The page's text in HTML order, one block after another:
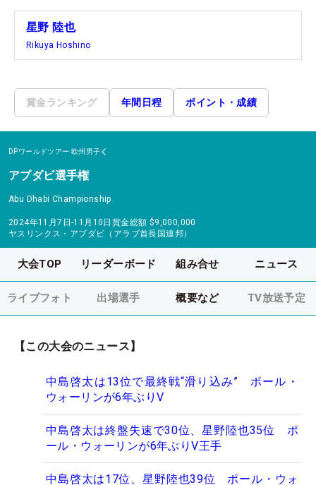
星野 陸也
Rikuya Hoshino
賞金ランキング 年間日程 ポイント・成績
DPワールドツアー 欧州男子
アブダビ選手権
Abu Dhabi Championship
2024年11月7日-11月10日 賞金総額 $9,000,000
ヤスリンクス・アブダビ（アラブ首長国連邦）
大会TOP リーダーボード 組み合せ ニュース
ライブフォト 出場選手 概要など TV放送予定
【この大会のニュース】
中島啓太は13位で最終戦“滑り込み” ポール・
ウォーリンが6年ぶりV
中島啓太は終盤失速で30位、星野陸也35位 ポ
ール・ウォーリンが6年ぶりV王手
中島啓太は17位、星野陸也39位 ポール・ウォ